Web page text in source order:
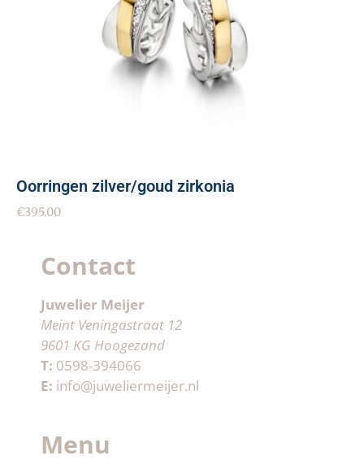
Oorringen zilver/goud zirkonia
€395.00
Contact
Juwelier Meijer
Meint Veningastraat 12
9601 KG Hoogezand
T: 0598-394066
E: info@juweliermeijer.nl
Menu